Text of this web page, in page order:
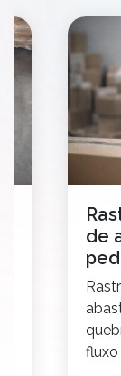
de